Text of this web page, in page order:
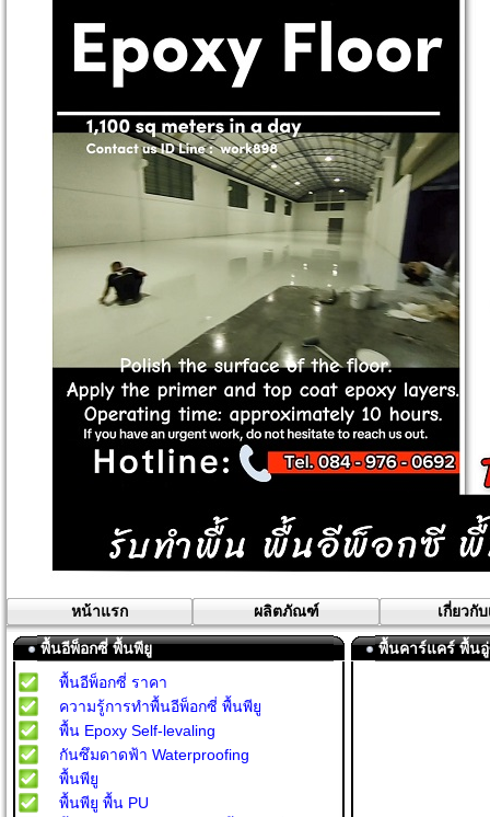
หน้าแรก ผลิตภัณฑ์ เกี่ยวกับ
พื้นอีพ็อกซี่ พื้นพียู
พื้นอีพ็อกซี่ ราคา
ความรู้การทำพื้นอีพ็อกซี่ พื้นพียู
พื้น Epoxy Self-levaling
กันซึมดาดฟ้า Waterproofing
พื้นพียู
พื้นพียู พื้น PU
พื้นคาร์แคร์ พื้น